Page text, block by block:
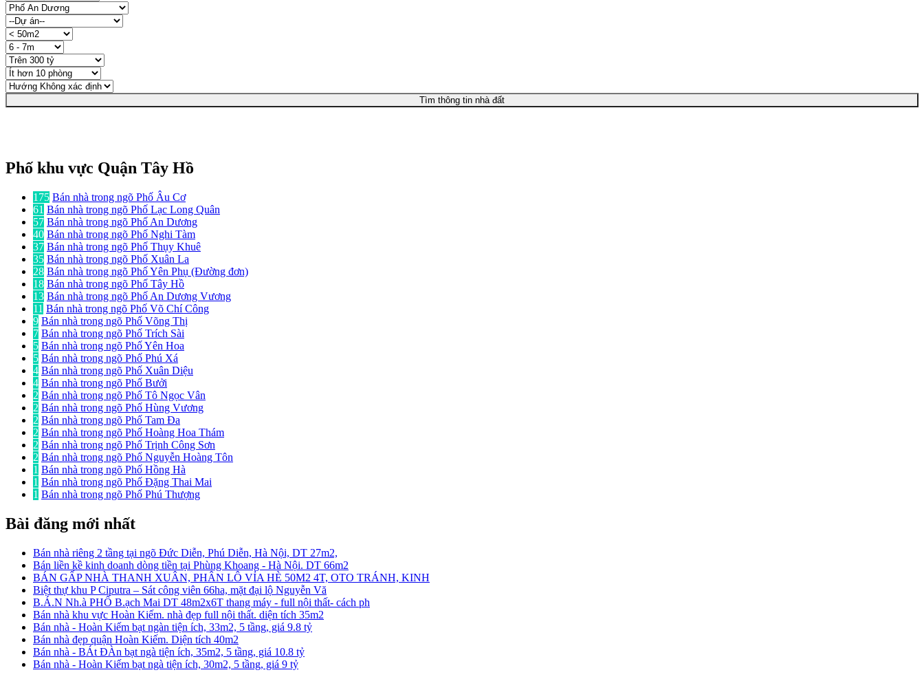
Tìm thông tin nhà đất
Phố khu vực Quận Tây Hồ
175 Bán nhà trong ngõ Phố Âu Cơ
61 Bán nhà trong ngõ Phố Lạc Long Quân
57 Bán nhà trong ngõ Phố An Dương
40 Bán nhà trong ngõ Phố Nghi Tàm
37 Bán nhà trong ngõ Phố Thụy Khuê
35 Bán nhà trong ngõ Phố Xuân La
28 Bán nhà trong ngõ Phố Yên Phụ (Đường đơn)
18 Bán nhà trong ngõ Phố Tây Hồ
13 Bán nhà trong ngõ Phố An Dương Vương
11 Bán nhà trong ngõ Phố Võ Chí Công
9 Bán nhà trong ngõ Phố Võng Thị
7 Bán nhà trong ngõ Phố Trích Sài
5 Bán nhà trong ngõ Phố Yên Hoa
5 Bán nhà trong ngõ Phố Phú Xá
4 Bán nhà trong ngõ Phố Xuân Diệu
4 Bán nhà trong ngõ Phố Bưởi
2 Bán nhà trong ngõ Phố Tô Ngọc Vân
2 Bán nhà trong ngõ Phố Hùng Vương
2 Bán nhà trong ngõ Phố Tam Đa
2 Bán nhà trong ngõ Phố Hoàng Hoa Thám
2 Bán nhà trong ngõ Phố Trịnh Công Sơn
2 Bán nhà trong ngõ Phố Nguyễn Hoàng Tôn
1 Bán nhà trong ngõ Phố Hồng Hà
1 Bán nhà trong ngõ Phố Đặng Thai Mai
1 Bán nhà trong ngõ Phố Phú Thượng
Bài đăng mới nhất
Bán nhà riêng 2 tầng tại ngõ Đức Diễn, Phú Diễn, Hà Nội, DT 27m2,
Bán liền kề kinh doanh dòng tiền tại Phùng Khoang - Hà Nội. DT 66m2
BÁN GẤP NHÀ THANH XUÂN, PHÂN LÔ VỈA HÈ 50M2 4T, OTO TRÁNH, KINH
Biệt thự khu P Ciputra – Sát công viên 66ha, mặt đại lộ Nguyễn Vă
B.Á.N Nh.à PHỐ B.ạch Mai DT 48m2x6T thang máy - full nội thất- cách ph
Bán nhà khu vực Hoàn Kiếm. nhà đẹp full nội thất. diện tích 35m2
Bán nhà - Hoàn Kiếm bạt ngàn tiện ích, 33m2, 5 tầng, giá 9.8 tỷ
Bán nhà đẹp quận Hoàn Kiếm. Diện tích 40m2
Bán nhà - BÁt ĐÀn bạt ngà tiện ích, 35m2, 5 tầng, giá 10.8 tỷ
Bán nhà - Hoàn Kiếm bạt ngà tiện ích, 30m2, 5 tầng, giá 9 tỷ